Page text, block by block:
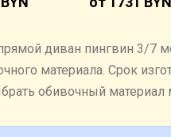
диван пингвин 3/7
материала. Cрок
обивочный